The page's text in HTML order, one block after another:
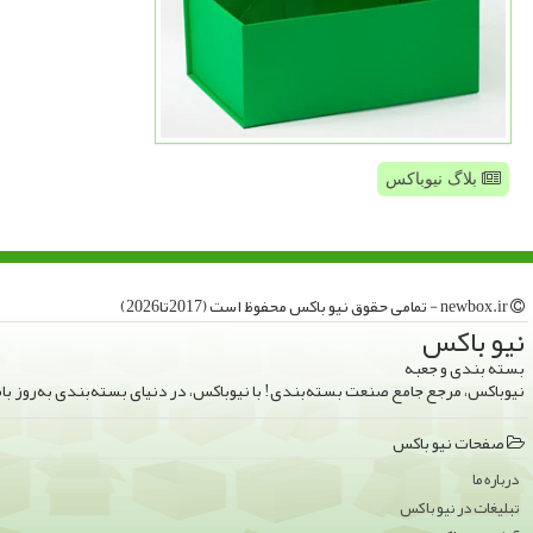
بلاگ نیوباکس
نیو باكس
بسته بندی و جعبه
نیوباکس، مرجع جامع صنعت بسته‌بندی! با نیوباکس، در دنیای بسته‌بندی به‌روز
صفحات نیو باكس
درباره ما
تبلیغات در نیو باكس